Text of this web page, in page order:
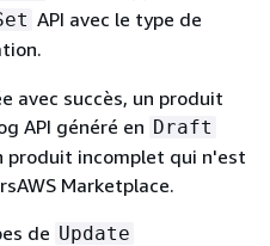
API avec le type de
avec succès, un produit
API généré en Draft
produit incomplet qui n'est
Marketplace.
de Update